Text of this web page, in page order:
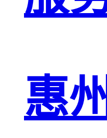
惠